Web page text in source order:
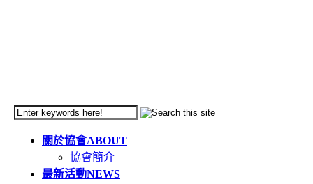
關於協會ABOUT
協會簡介
最新活動NEWS